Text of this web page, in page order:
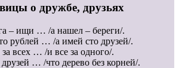
о дружбе, друзьях
– ищи … /а нашел – береги/.
рублей … /а имей сто друзей/.
всех … /и все за одного/.
друзей … /что дерево без корней/.